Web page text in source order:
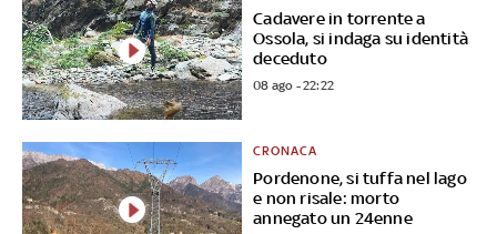
Cadavere in torrente a
Ossola, si indaga su identità
deceduto
08 ago - 22:22
Pordenone, si tuffa nel lago
e non risale: morto
annegato un 24enne
CRONACA